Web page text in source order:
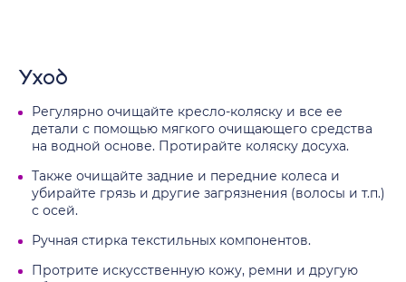
Уход
Регулярно очищайте кресло-коляску и все ее
детали с помощью мягкого очищающего средства
на водной основе. Протирайте коляску досуха.
Также очищайте задние и передние колеса и
убирайте грязь и другие загрязнения (волосы и т.п.)
с осей.
Ручная стирка текстильных компонентов.
Протрите искусственную кожу, ремни и другую